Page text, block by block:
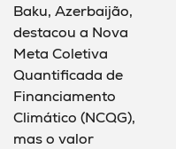
Baku, Azerbaijão,
destacou a Nova
Meta Coletiva
Quantificada de
Financiamento
Climático (NCQG),
mas o valor